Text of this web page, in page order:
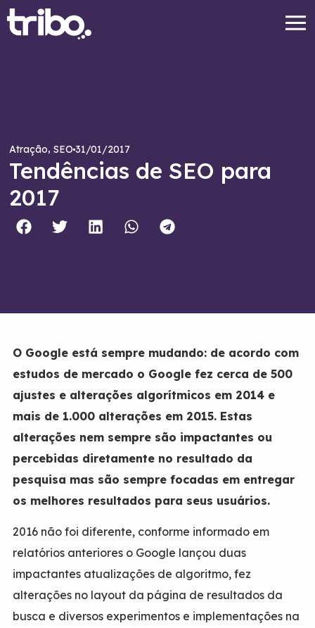
Atração,SEO31/01/2017
Tendências de SEO para
2017
O Google está sempre mudando: de acordo com
estudos de mercado o Google fez cerca de 500
ajustes e alterações algorítmicos em 2014 e
mais de 1.000 alterações em 2015. Estas
alterações nem sempre são impactantes ou
percebidas diretamente no resultado da
pesquisa mas são sempre focadas em entregar
os melhores resultados para seus usuários.
2016 não foi diferente, conforme informado em
relatórios anteriores o Google lançou duas
impactantes atualizações de algoritmo, fez
alterações no layout da página de resultados da
busca e diversos experimentos e implementações na